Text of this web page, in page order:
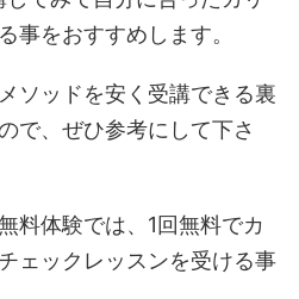
事をおすすめします。
ソッドを安く受講できる裏
で、ぜひ参考にして下さ
料体験では、1回無料でカ
ェックレッスンを受ける事